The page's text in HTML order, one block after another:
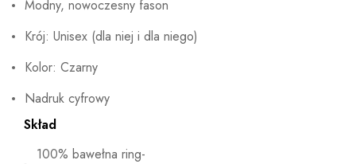
Modny, nowoczesny fason
Krój: Unisex (dla niej i dla niego)
Kolor: Czarny
Nadruk cyfrowy
Skład
100% bawełna ring-